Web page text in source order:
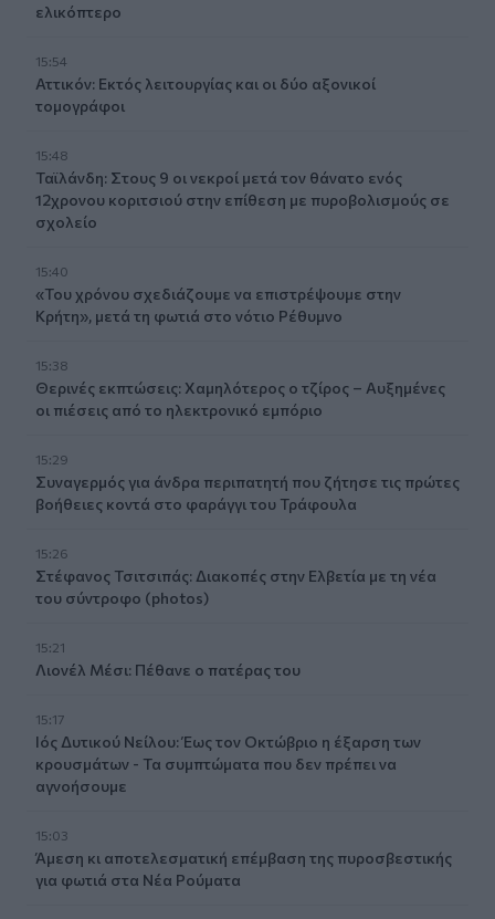
ελικόπτερο
15:54
Αττικόν: Εκτός λειτουργίας και οι δύο αξονικοί
τομογράφοι
15:48
Ταϊλάνδη: Στους 9 οι νεκροί μετά τον θάνατο ενός
12χρονου κοριτσιού στην επίθεση με πυροβολισμούς σε
σχολείο
15:40
«Του χρόνου σχεδιάζουμε να επιστρέψουμε στην
Κρήτη», μετά τη φωτιά στο νότιο Ρέθυμνο
15:38
Θερινές εκπτώσεις: Χαμηλότερος ο τζίρος – Αυξημένες
οι πιέσεις από το ηλεκτρονικό εμπόριο
15:29
Συναγερμός για άνδρα περιπατητή που ζήτησε τις πρώτες
βοήθειες κοντά στο φαράγγι του Τράφουλα
15:26
Στέφανος Τσιτσιπάς: Διακοπές στην Ελβετία με τη νέα
του σύντροφο (photos)
15:21
Λιονέλ Μέσι: Πέθανε ο πατέρας του
15:17
Ιός Δυτικού Νείλου: Έως τον Οκτώβριο η έξαρση των
κρουσμάτων - Τα συμπτώματα που δεν πρέπει να
αγνοήσουμε
15:03
Άμεση κι αποτελεσματική επέμβαση της πυροσβεστικής
για φωτιά στα Νέα Ρούματα